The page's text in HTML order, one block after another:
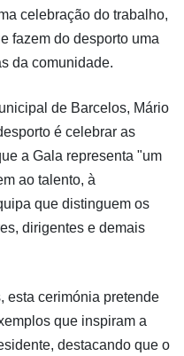
celebração do trabalho,
fazem do desporto uma
da comunidade.
de Barcelos, Mário
é celebrar as
a Gala representa "um
ao talento, à
que distinguem os
dirigentes e demais
esta cerimónia pretende
que inspiram a
destacando que o